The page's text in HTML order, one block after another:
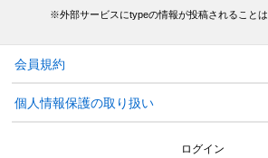
※外部サービスにtypeの情報が投稿されることは
会員規約
個人情報保護の取り扱い
ログイン